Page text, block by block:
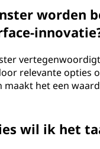
worden
relevante opties
maakt het een
wil ik het